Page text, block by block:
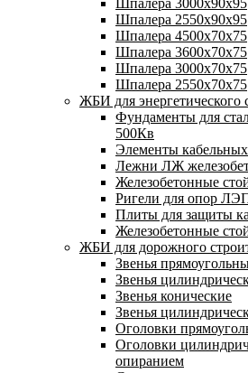
Шпалера 3000х90х95
Шпалера 2550х90х95
Шпалера 4500х70х75
Шпалера 3600х70х75
Шпалера 3000х70х75
Шпалера 2550х70х75
ЖБИ для энергетического
Фундаменты для
500Кв
Элементы кабельных
Лежни ЛЖ
Железобетонные
Ригели для опор
Плиты для защиты
Железобетонные
ЖБИ для дорожного
Звенья
Звенья
Звенья конические
Звенья
Оголовки
Оголовки
опиранием